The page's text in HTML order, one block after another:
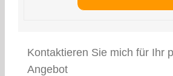
Kontaktieren Sie mich für Ihr
Angebot